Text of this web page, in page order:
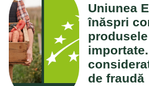
Uniunea
înăspri
de fraudă